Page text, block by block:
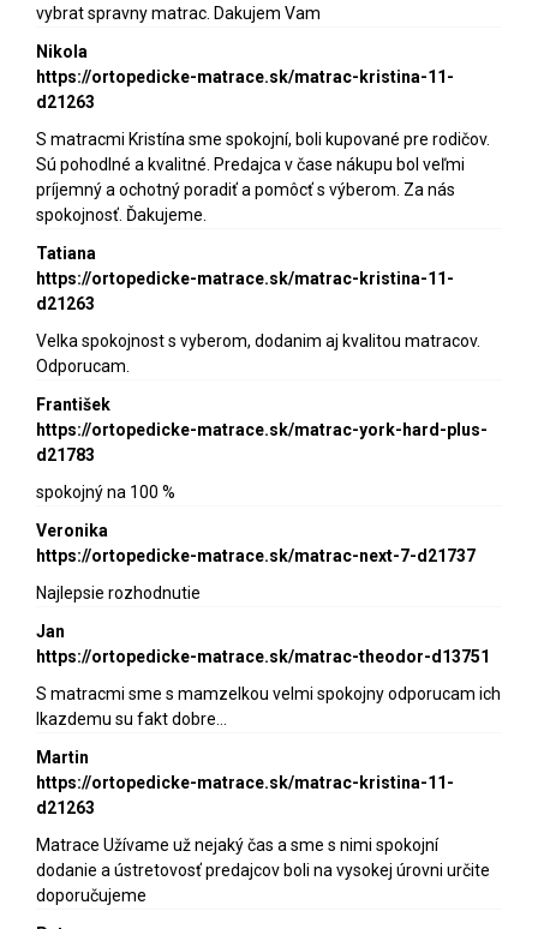
vybrat spravny matrac. Dakujem Vam
Nikola
https://ortopedicke-matrace.sk/matrac-kristina-11-
d21263
S matracmi Kristína sme spokojní, boli kupované pre rodičov.
Sú pohodlné a kvalitné. Predajca v čase nákupu bol veľmi
príjemný a ochotný poradiť a pomôcť s výberom. Za nás
spokojnosť. Ďakujeme.
Tatiana
https://ortopedicke-matrace.sk/matrac-kristina-11-
d21263
Velka spokojnost s vyberom, dodanim aj kvalitou matracov.
Odporucam.
František
https://ortopedicke-matrace.sk/matrac-york-hard-plus-
d21783
spokojný na 100 %
Veronika
https://ortopedicke-matrace.sk/matrac-next-7-d21737
Najlepsie rozhodnutie
Jan
https://ortopedicke-matrace.sk/matrac-theodor-d13751
S matracmi sme s mamzelkou velmi spokojny odporucam ich
lkazdemu su fakt dobre…
Martin
https://ortopedicke-matrace.sk/matrac-kristina-11-
d21263
Matrace Užívame už nejaký čas a sme s nimi spokojní
dodanie a ústretovosť predajcov boli na vysokej úrovni určite
doporučujeme